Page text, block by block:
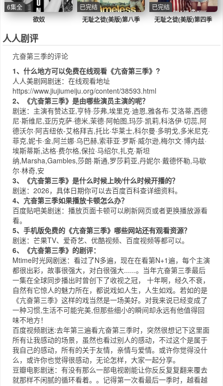
欲奴
6集全
无耻之徒(美版)第八季
已完结
无耻之徒(美版)第四季
已完结
人人剧评
亢奋第三季的评论
1、什么地方可以免费在线观看《亢奋第三季》?
人人美剧网剧迷：在线观看地址
https://www.jiujiumeiju.org/content/38593.html
2、《亢奋第三季》是由哪些演员主演的呢？
剧迷：主演有赞达亚,亨特·莎弗,埃里克·迪恩,雅各布·艾洛蒂,西德
尼·斯维尼,亚历克萨·德米,茉德·阿帕图,玛莎·凯莉,科洛伊·切蕊,阿
德沃尔·阿吉纽依-艾格拜吉,托比·华莱士,科尔曼·多明戈,多米尼克·
菲克,妮卡·金,阿兰娜·乌巴赫,索菲亚·罗斯·威尔逊,梅尔文·博内兹·
埃斯蒂斯,达格·费尔格,保拉·马绍尔,扎克·斯坦
纳,Marsha,Gambles,莎朗·斯通,罗莎莉亚,丹妮尔·戴德怀勒,马歇
尔·林奇,安
3、《亢奋第三季》是什么时候上映/什么时候开播的？
剧迷：2026，具体日期你可以去百度百科查详细资料。
4、亢奋第三季如果播放卡顿怎么办？
百度贴吧美剧迷：播放页面卡顿可以刷新网页或者更换播放源看
看。
5、手机版免费的《亢奋第三季》哪些网站还有观看资源？
剧迷： 芒果TV、 爱奇艺、 优酷视频、 百度视频等都可以。
6、《亢奋第三季》的剧评：
Mtime时光网剧迷：看过了N多遍，现在在看第N+1遍，每个主演
都很出彩，故事很强大，对白很强大......。当年亢奋第三季最后
一集在全球同步播出时曾创下了收视之冠， 十年啊，经久不衰，
自然有它惊人的魅力所在，都说戏如人生，人生如戏。若如的是
《亢奋第三季》这样的戏当然是一场美好。对我来说已经变成了
一种习惯,生活不可能完美,但那些细小的瞬间却永远有他值得回
味不地方！
百度视频剧迷:去年第三遍看亢奋第三季时，突然很想记下这里面
所有让我感动的场景，虽然也看过别人的感动，不过这个是属于
我自己的感动，所有的关于友情，亲情与爱情。或许你觉得没什
么，或许你也觉得很感动，无论怎样，大家一起分享。
豆瓣电影剧迷：有没有那么一部电视剧能让你反反复复翻来覆去
就那样不闲腻的循环看着。。记得第一次看最后一季时，越看越